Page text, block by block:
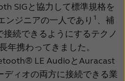
Korea
Netherlands
Norge
Suisse
SIGと協力して標準規格を
ンジニアの一人であり 1 、補
続できるようにするテクノ
年携わってきました。
LE AudioとAuracast
ディオの両方に接続できる業